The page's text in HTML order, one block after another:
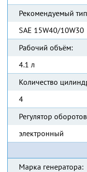
Рекомендуемый
SAE 15W40/10W30
Рабочий объём:
4.1 л
Количество
4
Регулятор
электронный
Марка генератора: